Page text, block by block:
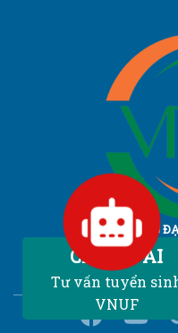
TRƯỜNG
Vietnam
Chatbot AI
Tư vấn tuyển
VNUF